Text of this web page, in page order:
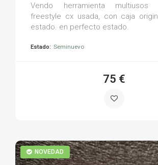
Vendo herramienta multiusos
freestyle cx usada, con caja
estado. en perfecto estado.
Estado: Seminuevo
75 €
NOVEDAD